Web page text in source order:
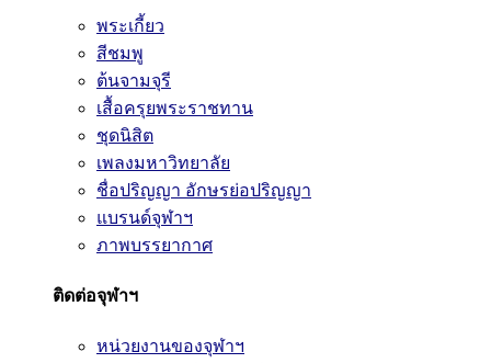
พระเกี้ยว
สีชมพู
ต้นจามจุรี
เสื้อครุยพระราชทาน
ชุดนิสิต
เพลงมหาวิทยาลัย
ชื่อปริญญา อักษรย่อปริญญา
แบรนด์จุฬาฯ
ภาพบรรยากาศ
ติดต่อจุฬาฯ
หน่วยงานของจุฬาฯ